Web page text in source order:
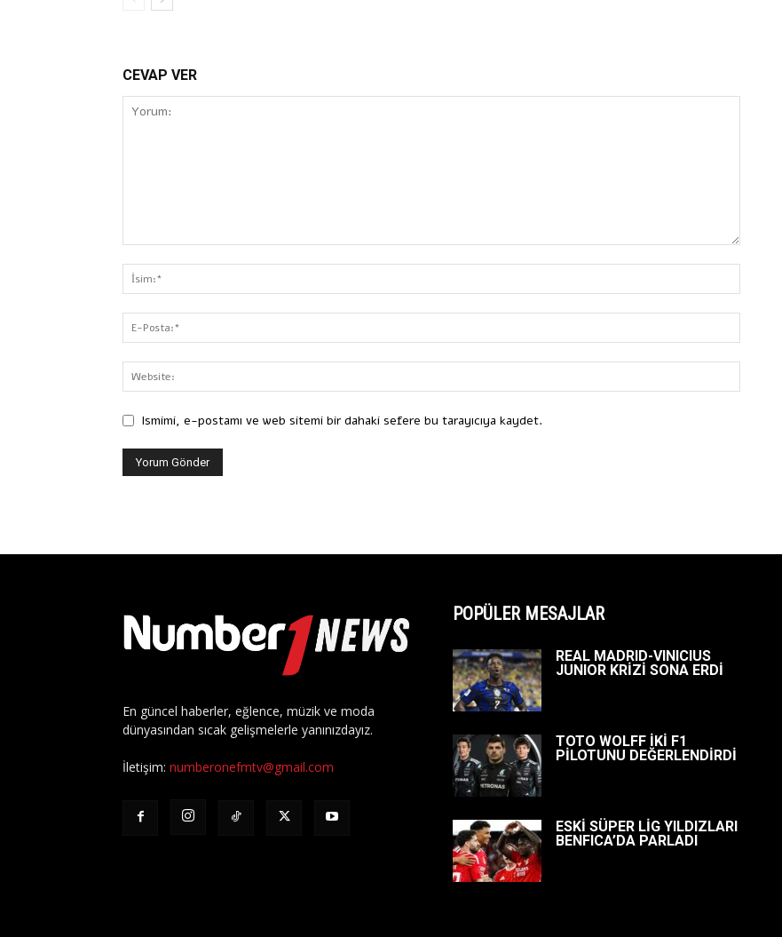
CEVAP VER
Ismimi, e-postamı ve web sitemi bir dahaki sefere bu tarayıcıya kaydet.
En güncel haberler, eğlence, müzik ve moda
dünyasından sıcak gelişmelerle yanınızdayız.
İletişim: numberonefmtv@gmail.com
POPÜLER MESAJLAR
REAL MADRID-VINICIUS
JUNIOR KRİZİ SONA ERDİ
TOTO WOLFF İKİ F1
PİLOTUNU DEĞERLENDİRDİ
ESKİ SÜPER LİG YILDIZLARI
BENFICA’DA PARLADI